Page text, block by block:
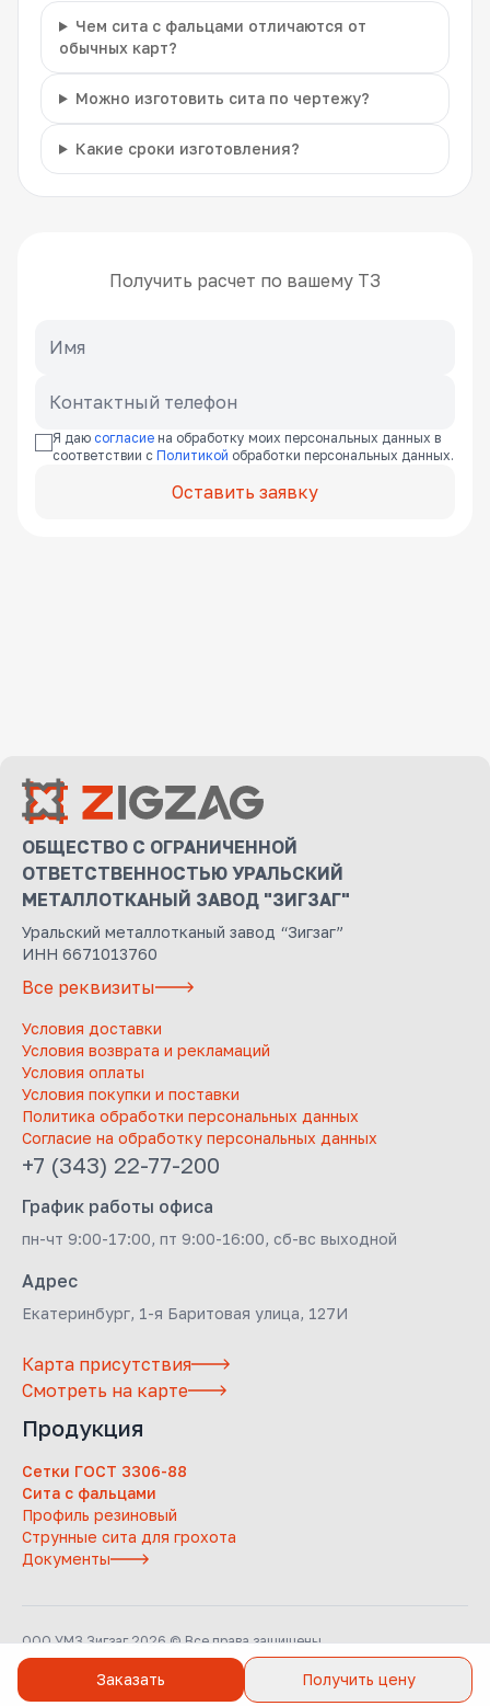
Чем сита с фальцами отличаются от
обычных карт?
Можно изготовить сита по чертежу?
Какие сроки изготовления?
Получить расчет по вашему ТЗ
Я даю согласие на обработку моих персональных данных в
соответствии с Политикой обработки персональных данных.
Оставить заявку
Заказать Получить цену
ОБЩЕСТВО С ОГРАНИЧЕННОЙ
ОТВЕТСТВЕННОСТЬЮ УРАЛЬСКИЙ
МЕТАЛЛОТКАНЫЙ ЗАВОД "ЗИГЗАГ"
Уральский металлотканый завод “Зигзаг”
ИНН 6671013760
Все реквизиты
Условия доставки
Условия возврата и рекламаций
Условия оплаты
Условия покупки и поставки
Политика обработки персональных данных
Согласие на обработку персональных данных
+7 (343) 22-77-200
График работы офиса
пн-чт 9:00-17:00, пт 9:00-16:00, сб-вс выходной
Адрес
Екатеринбург, 1-я Баритовая улица, 127И
Карта присутствия
Смотреть на карте
Продукция
Сетки ГОСТ 3306-88
Сита с фальцами
Профиль резиновый
Струнные сита для грохота
Документы
ООО УМЗ Зигзаг 2026 © Все права защищены